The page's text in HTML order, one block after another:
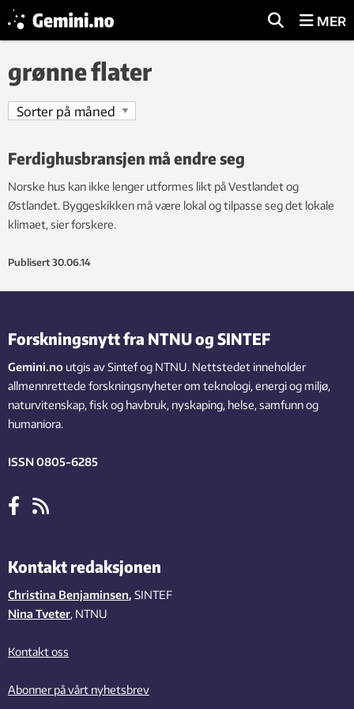
MER
grønne flater
Ferdighusbransjen må endre seg
Norske hus kan ikke lenger utformes likt på Vestlandet og
Østlandet. Byggeskikken må være lokal og tilpasse seg det lokale
klimaet, sier forskere.
Publisert 30.06.14
Forskningsnytt fra NTNU og SINTEF
Gemini.no utgis av Sintef og NTNU. Nettstedet inneholder
allmennrettede forskningsnyheter om teknologi, energi og miljø,
naturvitenskap, fisk og havbruk, nyskaping, helse, samfunn og
humaniora.
ISSN 0805-6285
Kontakt redaksjonen
Christina Benjaminsen, SINTEF
Nina Tveter, NTNU
Kontakt oss
Abonner på vårt nyhetsbrev